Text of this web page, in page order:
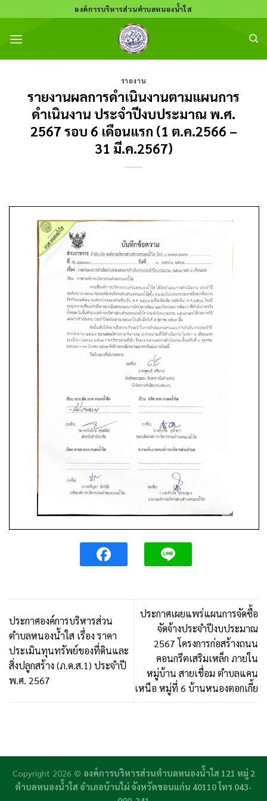
to
content
องค์การบริหารส่วนตำบลหนองน้ำใส
รายงาน
รายงานผลการดำเนินงานตามแผนการ
ดำเนินงาน ประจำปีงบประมาณ พ.ศ.
2567 รอบ 6 เดือนแรก (1 ต.ค.2566 –
31 มี.ค.2567)
ประกาศองค์การบริหารส่วน
ตำบลหนองน้ำใส เรื่อง ราคา
ประเมินทุนทรัพย์ของที่ดินและ
สิ่งปลูกสร้าง (ภ.ด.ส.1) ประจำปี
พ.ศ. 2567
ประกาศเผยแพร่แผนการจัดซื้อ
จัดจ้างประจำปีงบประมาณ
2567 โครงการก่อสร้างถนน
คอนกรีตเสริมเหล็ก ภายใน
หมู่บ้าน สายเชื่อม ตำบลแคน
เหนือ หมู่ที่ 6 บ้านหนองตอกเกี้ย
Copyright 2026 © องค์การบริหารส่วนตำบลหนองน้ำใส 121 หมู่ 2
ตำบลหนองน้ำใส อำเภอบ้านไผ่ จังหวัดขอนแก่น 40110 โทร 043-